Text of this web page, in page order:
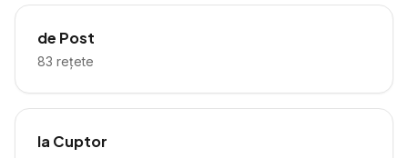
de Post
83 rețete
la Cuptor